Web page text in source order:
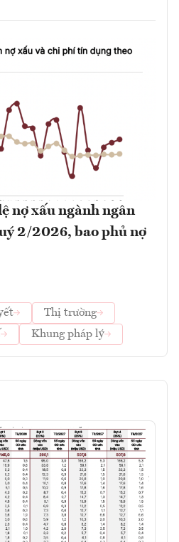
nợ xấu ngành ngân
2/2026, bao phủ nợ
Thị trường
Khung pháp lý